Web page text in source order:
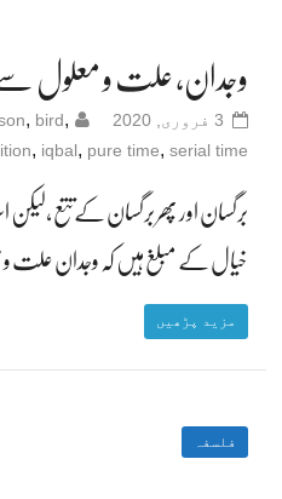
وجدان، علت و معلول
3 فروری, 2020 , bird,
, iqbal, pure time, serial time
برگسان اور پھر برگسان کےتتع
خیال کے مبلغ ہیں کہ وجدان علت و
مزید پڑھیں
فلسفہ